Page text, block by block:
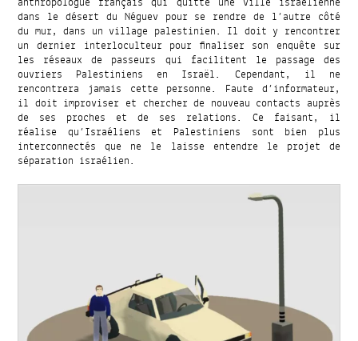
dans le désert du Néguev pour se rendre de l’autre côté
du mur, dans un village palestinien. Il doit y rencontrer
un dernier interloculteur pour finaliser son enquête sur
les réseaux de passeurs qui facilitent le passage des
ouvriers Palestiniens en Israël. Cependant, il ne
rencontrera jamais cette personne. Faute d’informateur,
il doit improviser et chercher de nouveau contacts auprès
de ses proches et de ses relations. Ce faisant, il
réalise qu’Israéliens et Palestiniens sont bien plus
interconnectés que ne le laisse entendre le projet de
séparation israélien.